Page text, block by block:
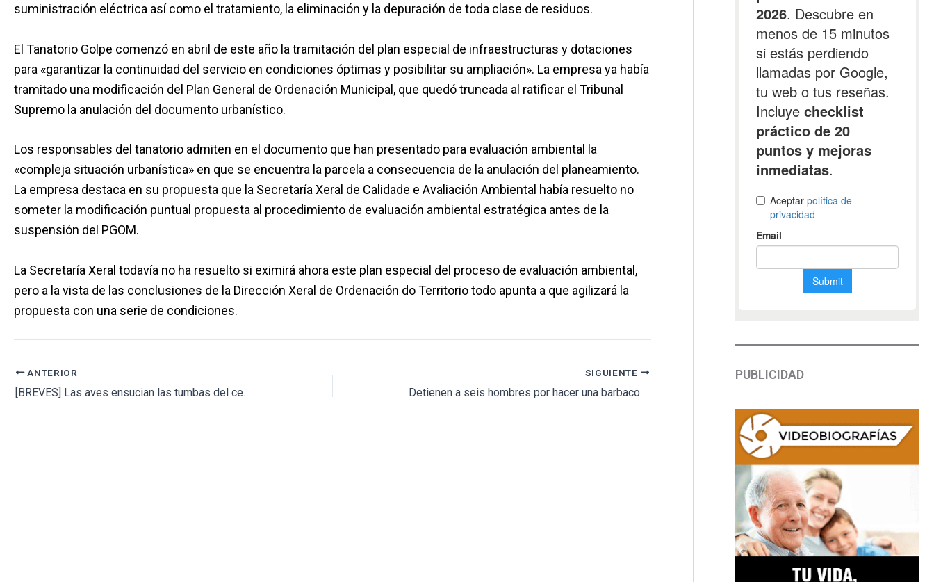
suministración eléctrica así como el tratamiento, la eliminación y la depuración de toda clase de residuos.
El Tanatorio Golpe comenzó en abril de este año la tramitación del plan especial de infraestructuras y dotaciones
para «garantizar la continuidad del servicio en condiciones óptimas y posibilitar su ampliación». La empresa ya había
tramitado una modificación del Plan General de Ordenación Municipal, que quedó truncada al ratificar el Tribunal
Supremo la anulación del documento urbanístico.
Los responsables del tanatorio admiten en el documento que han presentado para evaluación ambiental la
«compleja situación urbanística» en que se encuentra la parcela a consecuencia de la anulación del planeamiento.
La empresa destaca en su propuesta que la Secretaría Xeral de Calidade e Avaliación Ambiental había resuelto no
someter la modificación puntual propuesta al procedimiento de evaluación ambiental estratégica antes de la
suspensión del PGOM.
La Secretaría Xeral todavía no ha resuelto si eximirá ahora este plan especial del proceso de evaluación ambiental,
pero a la vista de las conclusiones de la Dirección Xeral de Ordenación do Territorio todo apunta a que agilizará la
propuesta con una serie de condiciones.
ANTERIOR
[BREVES] Las aves ensucian las tumbas del cementerio de Melilla // Construirán velatorio en Portezuelo
SIGUIENTE
Detienen a seis hombres por hacer una barbacoa en el cementerio judío de Souse
PUBLICIDAD